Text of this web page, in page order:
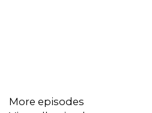
More episodes